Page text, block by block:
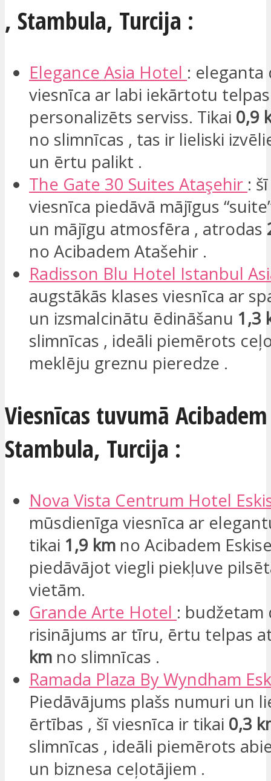
, Stambula, Turcija :
Elegance Asia Hotel : eleganta
viesnīca ar labi iekārtotu
personalizēts serviss. Tikai 0,9
no slimnīcas , tas ir lieliski
un ērtu​ palikt .
The Gate 30 Suites Ataşehir :
viesnīca piedāvā mājīgus
un mājīgu atmosfēra , atrodas
no Acibadem Atašehir .
Radisson Blu Hotel Istanbul
augstākās klases viesnīca ar
un izsmalcinātu ēdināšanu 1,3
slimnīcas , ideāli piemērots
meklēju greznu​ pieredze .
Viesnīcas tuvumā
Stambula, Turcija :
Nova Vista Centrum Hotel
mūsdienīga viesnīca ar
tikai 1,9 km no Acibadem
piedāvājot viegli piekļuve
vietām.
Grande Arte Hotel : budžetam
risinājums ar tīru, ērtu telpas
km no slimnīcas .
Ramada Plaza ByWyndham
Piedāvājums plašs numuri un
ērtības , šī viesnīca ir tikai 0,3
slimnīcas , ideāli piemērots
un biznesa ceļotājiem .